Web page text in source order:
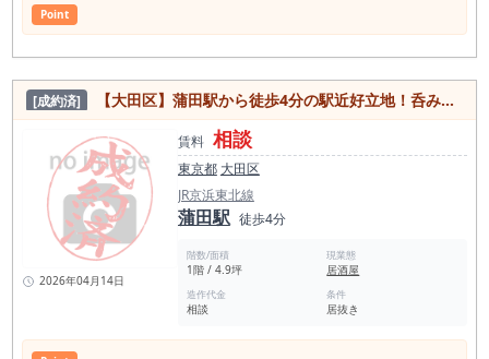
Point
[成約済] 【大田区】蒲田駅から徒歩4分の駅近好立地！呑み屋多数の人気エリア カウンター仕様の飲食店居抜き物件
2026年04月14日
賃料 相談
東京都 大田区
JR京浜東北線
蒲田駅 徒歩4分
階数/面積
1階 / 4.9坪
現業態
居酒屋
造作代金
相談
条件
居抜き